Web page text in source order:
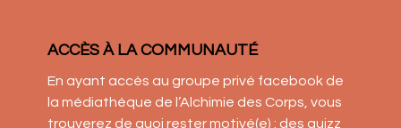
ACCÈS À LA COMMUNAUTÉ
En ayant accès au groupe privé facebook de
la médiathèque de l’Alchimie des Corps, vous
trouverez de quoi rester motivé(e) : des quizz